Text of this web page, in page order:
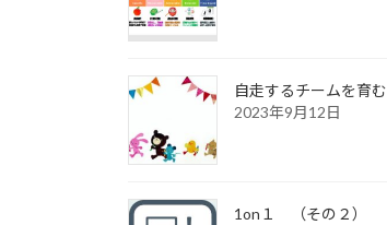
自走するチームを育む
2023年9月12日
1on１ （その２）